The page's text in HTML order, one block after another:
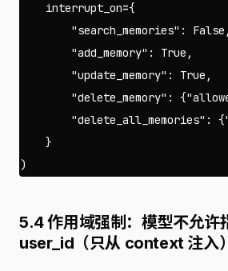
interrupt_on={
"search_memories" : False ,
"add_memory" : True ,
"update_memory" : True ,
"delete_memory" : {
"delete_all_memories" : {
}
)
5.4 作用域强制：模型不允许
user_id（只从 context 注入）